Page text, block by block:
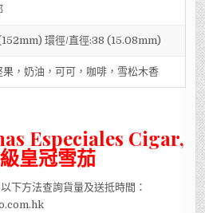
環徑/直徑:38 (15.08mm)
果，奶油，可可，咖啡，雪松木香
Especiales Cigar,
皇冠雪茄
下方法查詢貨量及送抵時間：